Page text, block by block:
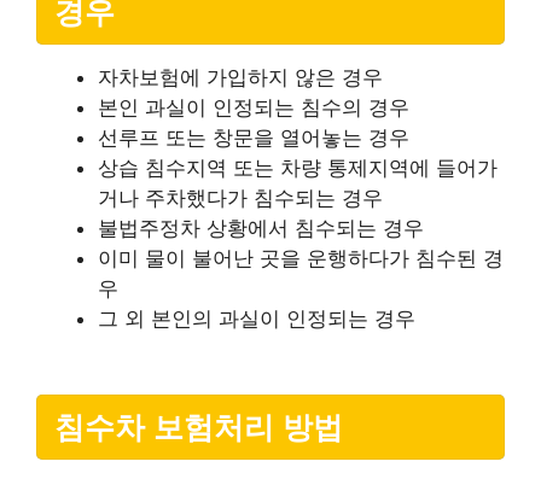
경우
자차보험에 가입하지 않은 경우
본인 과실이 인정되는 침수의 경우
선루프 또는 창문을 열어놓는 경우
상습 침수지역 또는 차량 통제지역에 들어가
거나 주차했다가 침수되는 경우
불법주정차 상황에서 침수되는 경우
이미 물이 불어난 곳을 운행하다가 침수된 경
우
그 외 본인의 과실이 인정되는 경우
침수차 보험처리 방법